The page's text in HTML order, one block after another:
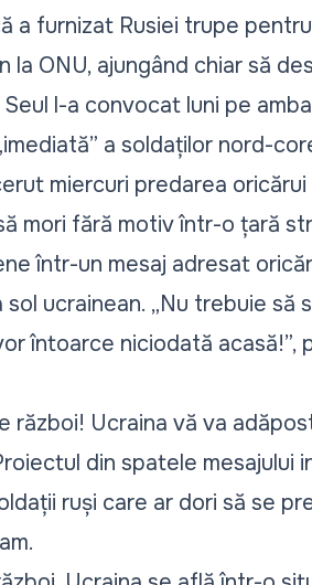
a furnizat Rusiei trupe
la ONU, ajungând chiar să
l-a convocat luni pe
a soldaților nord-
miercuri predarea
mori fără motiv într-o țară
într-un mesaj adresat
ucrainean. „Nu trebuie
întoarce niciodată
război! Ucraina vă va
din spatele mesajului
ruși care ar dori să se